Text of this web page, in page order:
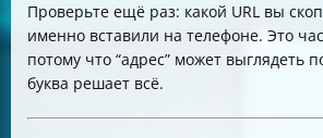
Проверьте ещё раз: какой URL вы
именно вставили на телефоне. Это
потому что “адрес” может выглядеть
буква решает всё.